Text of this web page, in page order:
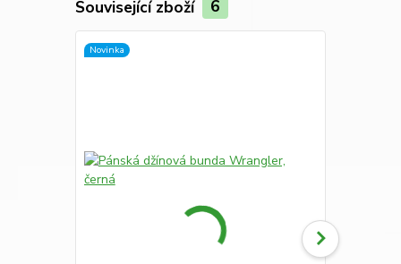
Související zboží 6
Novinka